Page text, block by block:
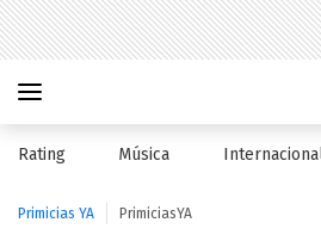
Rating Música
Primicias YA PrimiciasYA